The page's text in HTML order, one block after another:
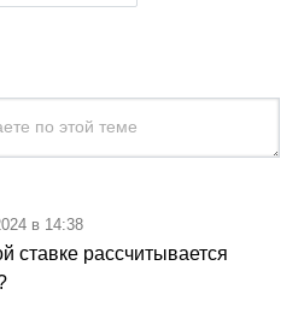
в 14:38
ставке рассчитывается